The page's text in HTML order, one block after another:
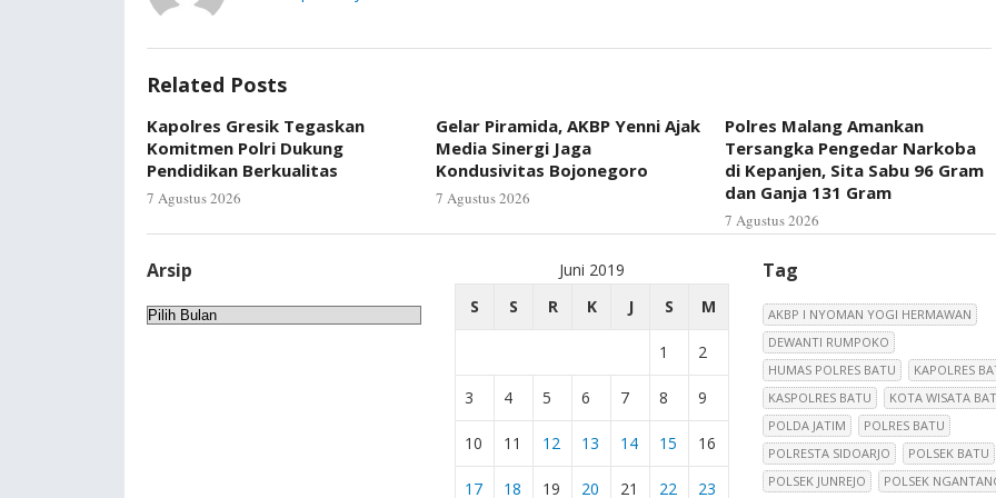
Related Posts
Kapolres Gresik Tegaskan
Komitmen Polri Dukung
Pendidikan Berkualitas
7 Agustus 2026
Gelar Piramida, AKBP Yenni Ajak
Media Sinergi Jaga
Kondusivitas Bojonegoro
7 Agustus 2026
Polres Malang Amankan
Tersangka Pengedar Narkoba
di Kepanjen, Sita Sabu 96 Gram
dan Ganja 131 Gram
7 Agustus 2026
Arsip
Arsip
Juni 2019
S
S R K J S M
1 2
3 4 5 6 7 8 9
10 11 12 13 14 15 16
17 18 19 20 21 22 23
Tag
AKBP I NYOMAN YOGI HERMAWAN
DEWANTI RUMPOKO
HUMAS POLRES BATU
KAPOLRES
KASPOLRES BATU
KOTA WISATA
POLDA JATIM
POLRES BATU
POLRESTA SIDOARJO
POLSEK BATU
POLSEK JUNREJO
POLSEK